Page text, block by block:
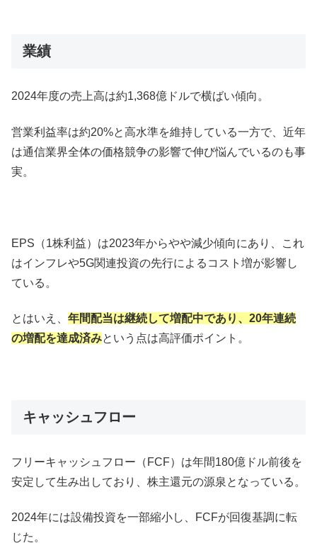
業績
2024年度の売上高は約1,368億ドルで横ばい傾向。
営業利益率は約20%と高水準を維持している一方で、近年
は通信業界全体の価格競争の影響で伸び悩んでいるのも事
実。
EPS（1株利益）は2023年からやや減少傾向にあり、これ
はインフレや5G関連投資の先行によるコスト増が影響し
ている。
とはいえ、 年間配当は継続して増配中であり、20年連続
の増配を達成済みという点は高評価ポイント。
キャッシュフロー
フリーキャッシュフロー（FCF）は年間180億ドル前後を
安定して生み出しており、株主還元の源泉となっている。
2024年には設備投資を一部縮小し、FCFが回復基調に転
じた。